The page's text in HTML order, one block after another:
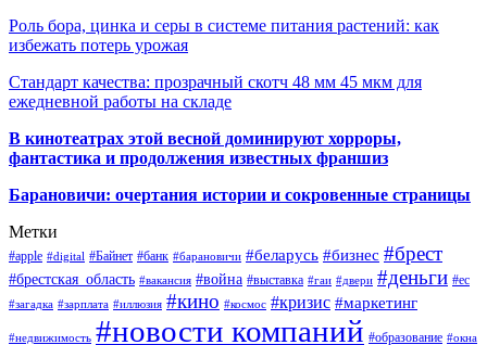
Роль бора, цинка и серы в системе питания растений: как
избежать потерь урожая
Стандарт качества: прозрачный скотч 48 мм 45 мкм для
ежедневной работы на складе
В кинотеатрах этой весной доминируют хорроры,
фантастика и продолжения известных франшиз
Барановичи: очертания истории и сокровенные страницы
Метки
#apple #digital #Байнет #банк #барановичи #беларусь #бизнес #брест
#брестская_область #вакансия #война #выставка #гаи #двери #деньги #ес
#загадка #зарплата #иллюзия #кино #космос #кризис #маркетинг
#недвижимость #новости компаний #образование #окна